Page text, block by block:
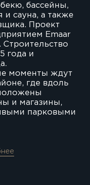
бассейны,
и сауна, а также
Проект
Emaar
Строительство
года и
моменты ждут
где вдоль
и магазины,
парковыми